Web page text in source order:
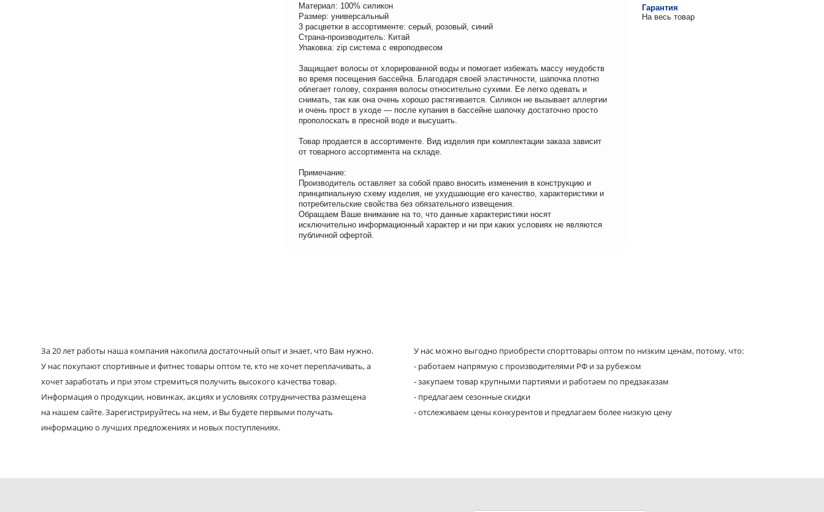
Материал: 100% силикон
Размер: универсальный
3 расцветки в ассортименте: серый, розовый, синий
Страна-производитель: Китай
Упаковка: zip система с европодвесом
Защищает волосы от хлорированной воды и помогает избежать массу неудобств
во время посещения бассейна. Благодаря своей эластичности, шапочка плотно
облегает голову, сохраняя волосы относительно сухими. Ее легко одевать и
снимать, так как она очень хорошо растягивается. Силикон не вызывает аллергии
и очень прост в уходе — после купания в бассейне шапочку достаточно просто
прополоскать в пресной воде и высушить.
Товар продается в ассортименте. Вид изделия при комплектации заказа зависит
от товарного ассортимента на складе.
Примечание:
Производитель оставляет за собой право вносить изменения в конструкцию и
принципиальную схему изделия, не ухудшающие его качество, характеристики и
потребительские свойства без обязательного извещения.
Обращаем Ваше внимание на то, что данные характеристики носят
исключительно информационный характер и ни при каких условиях не являются
публичной офертой.
Гарантия
На весь товар
За 20 лет работы наша компания накопила достаточный опыт и знает, что Вам нужно.
У нас покупают спортивные и фитнес товары оптом те, кто не хочет переплачивать, а
хочет заработать и при этом стремиться получить высокого качества товар.
Информация о продукции, новинках, акциях и условиях сотрудничества размещена
на нашем сайте. Зарегистрируйтесь на нем, и Вы будете первыми получать
информацию о лучших предложениях и новых поступлениях.
У нас можно выгодно приобрести спорттовары оптом по низким ценам, потому, что:
- работаем напрямую с производителями РФ и за рубежом
- закупаем товар крупными партиями и работаем по предзаказам
- предлагаем сезонные скидки
- отслеживаем цены конкурентов и предлагаем более низкую цену